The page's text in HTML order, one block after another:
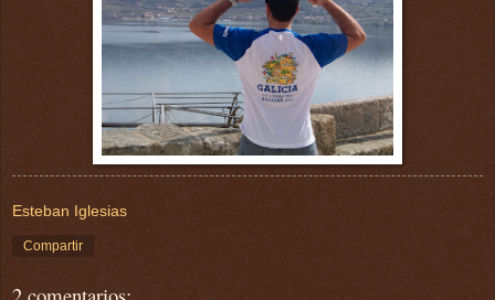
Esteban Iglesias
Compartir